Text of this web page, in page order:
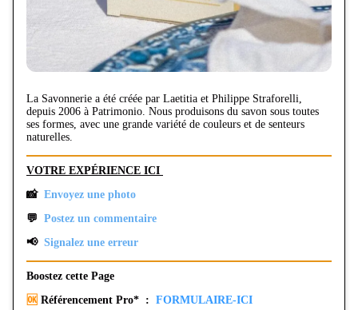
La Savonnerie a été créée par Laetitia et Philippe Straforelli,
depuis 2006 à Patrimonio. Nous produisons du savon sous toutes
ses formes, avec une grande variété de couleurs et de senteurs
naturelles.
VOTRE EXPÉRIENCE ICI
📸 Envoyez une photo
💬 Postez un commentaire
📢 Signalez une erreur
Boostez cette Page
🆗 Référencement Pro* : FORMULAIRE-ICI